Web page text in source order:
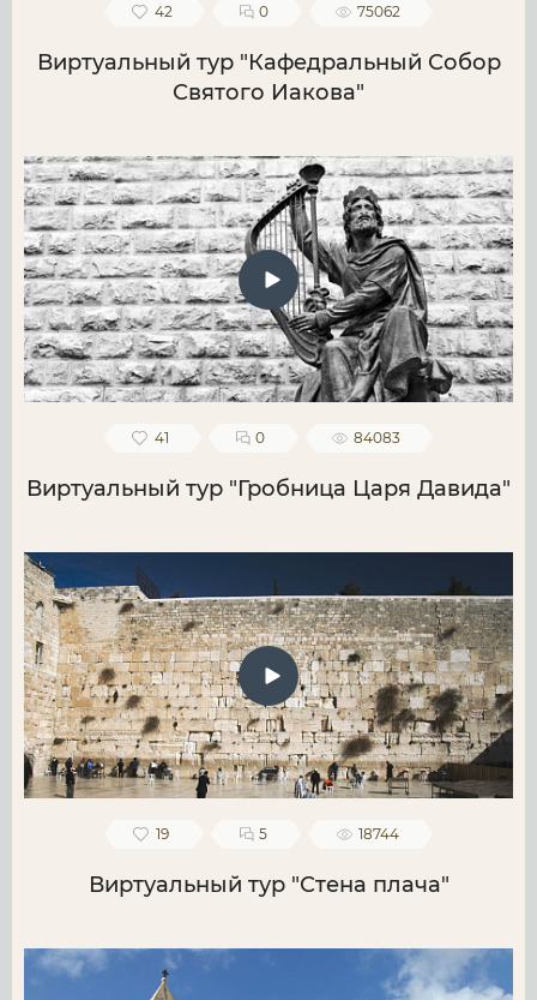
42 0 75062
Виртуальный тур "Кафедральный Собор
Святого Иакова"
41 0 84083
Виртуальный тур "Гробница Царя Давида"
19 5 18744
Виртуальный тур "Стена плача"